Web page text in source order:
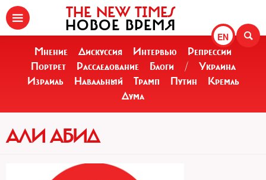
EN
THE NEW TIMES
НОВОЕ ВРЕМЯ
Мнение Дискуссия Интервью
Репрессии
Портрет
Расследование Блоги /
Украина
Израиль
Навальный Трамп Путин
Кремль
Дума
АЛИ АБИД